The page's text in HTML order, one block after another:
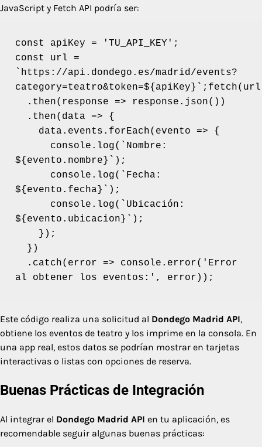
JavaScript y Fetch API podría ser:
const apiKey = 'TU_API_KEY';
const url =
`https://api.dondego.es/madrid/events?
  .then(response => response.json())
  .then(data => {
    data.events.forEach(evento => {
${evento.nombre}`);
${evento.fecha}`);
${evento.ubicacion}`);
    });
  })
al obtener los eventos:', error));
Este código realiza una solicitud al Dondego Madrid API,
obtiene los eventos de teatro y los imprime en la consola. En
una app real, estos datos se podrían mostrar en tarjetas
interactivas o listas con opciones de reserva.
Buenas Prácticas de Integración
Al integrar el Dondego Madrid API en tu aplicación, es
recomendable seguir algunas buenas prácticas: